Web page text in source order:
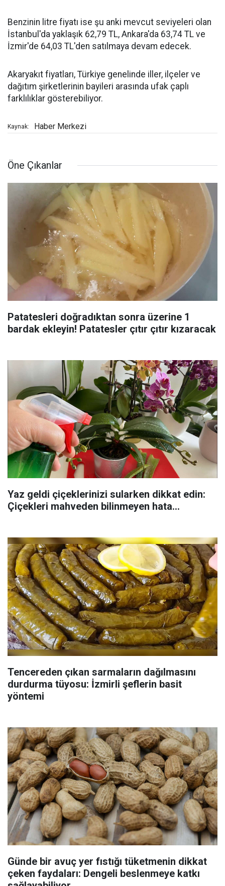
Benzinin litre fiyatı ise şu anki mevcut seviyeleri olan
İstanbul'da yaklaşık 62,79 TL, Ankara'da 63,74 TL ve
İzmir'de 64,03 TL'den satılmaya devam edecek.
Akaryakıt fiyatları, Türkiye genelinde iller, ilçeler ve
dağıtım şirketlerinin bayileri arasında ufak çaplı
farklılıklar gösterebiliyor.
Kaynak: Haber Merkezi
Öne Çıkanlar
Patatesleri doğradıktan sonra üzerine 1
bardak ekleyin! Patatesler çıtır çıtır kızaracak
Yaz geldi çiçeklerinizi sularken dikkat edin:
Çiçekleri mahveden bilinmeyen hata...
Tencereden çıkan sarmaların dağılmasını
durdurma tüyosu: İzmirli şeflerin basit
yöntemi
Günde bir avuç yer fıstığı tüketmenin dikkat
çeken faydaları: Dengeli beslenmeye katkı